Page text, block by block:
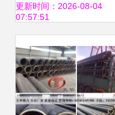
国家重点新产品引
领建筑材料革新
更新时间：2026-08-04
07:57:51